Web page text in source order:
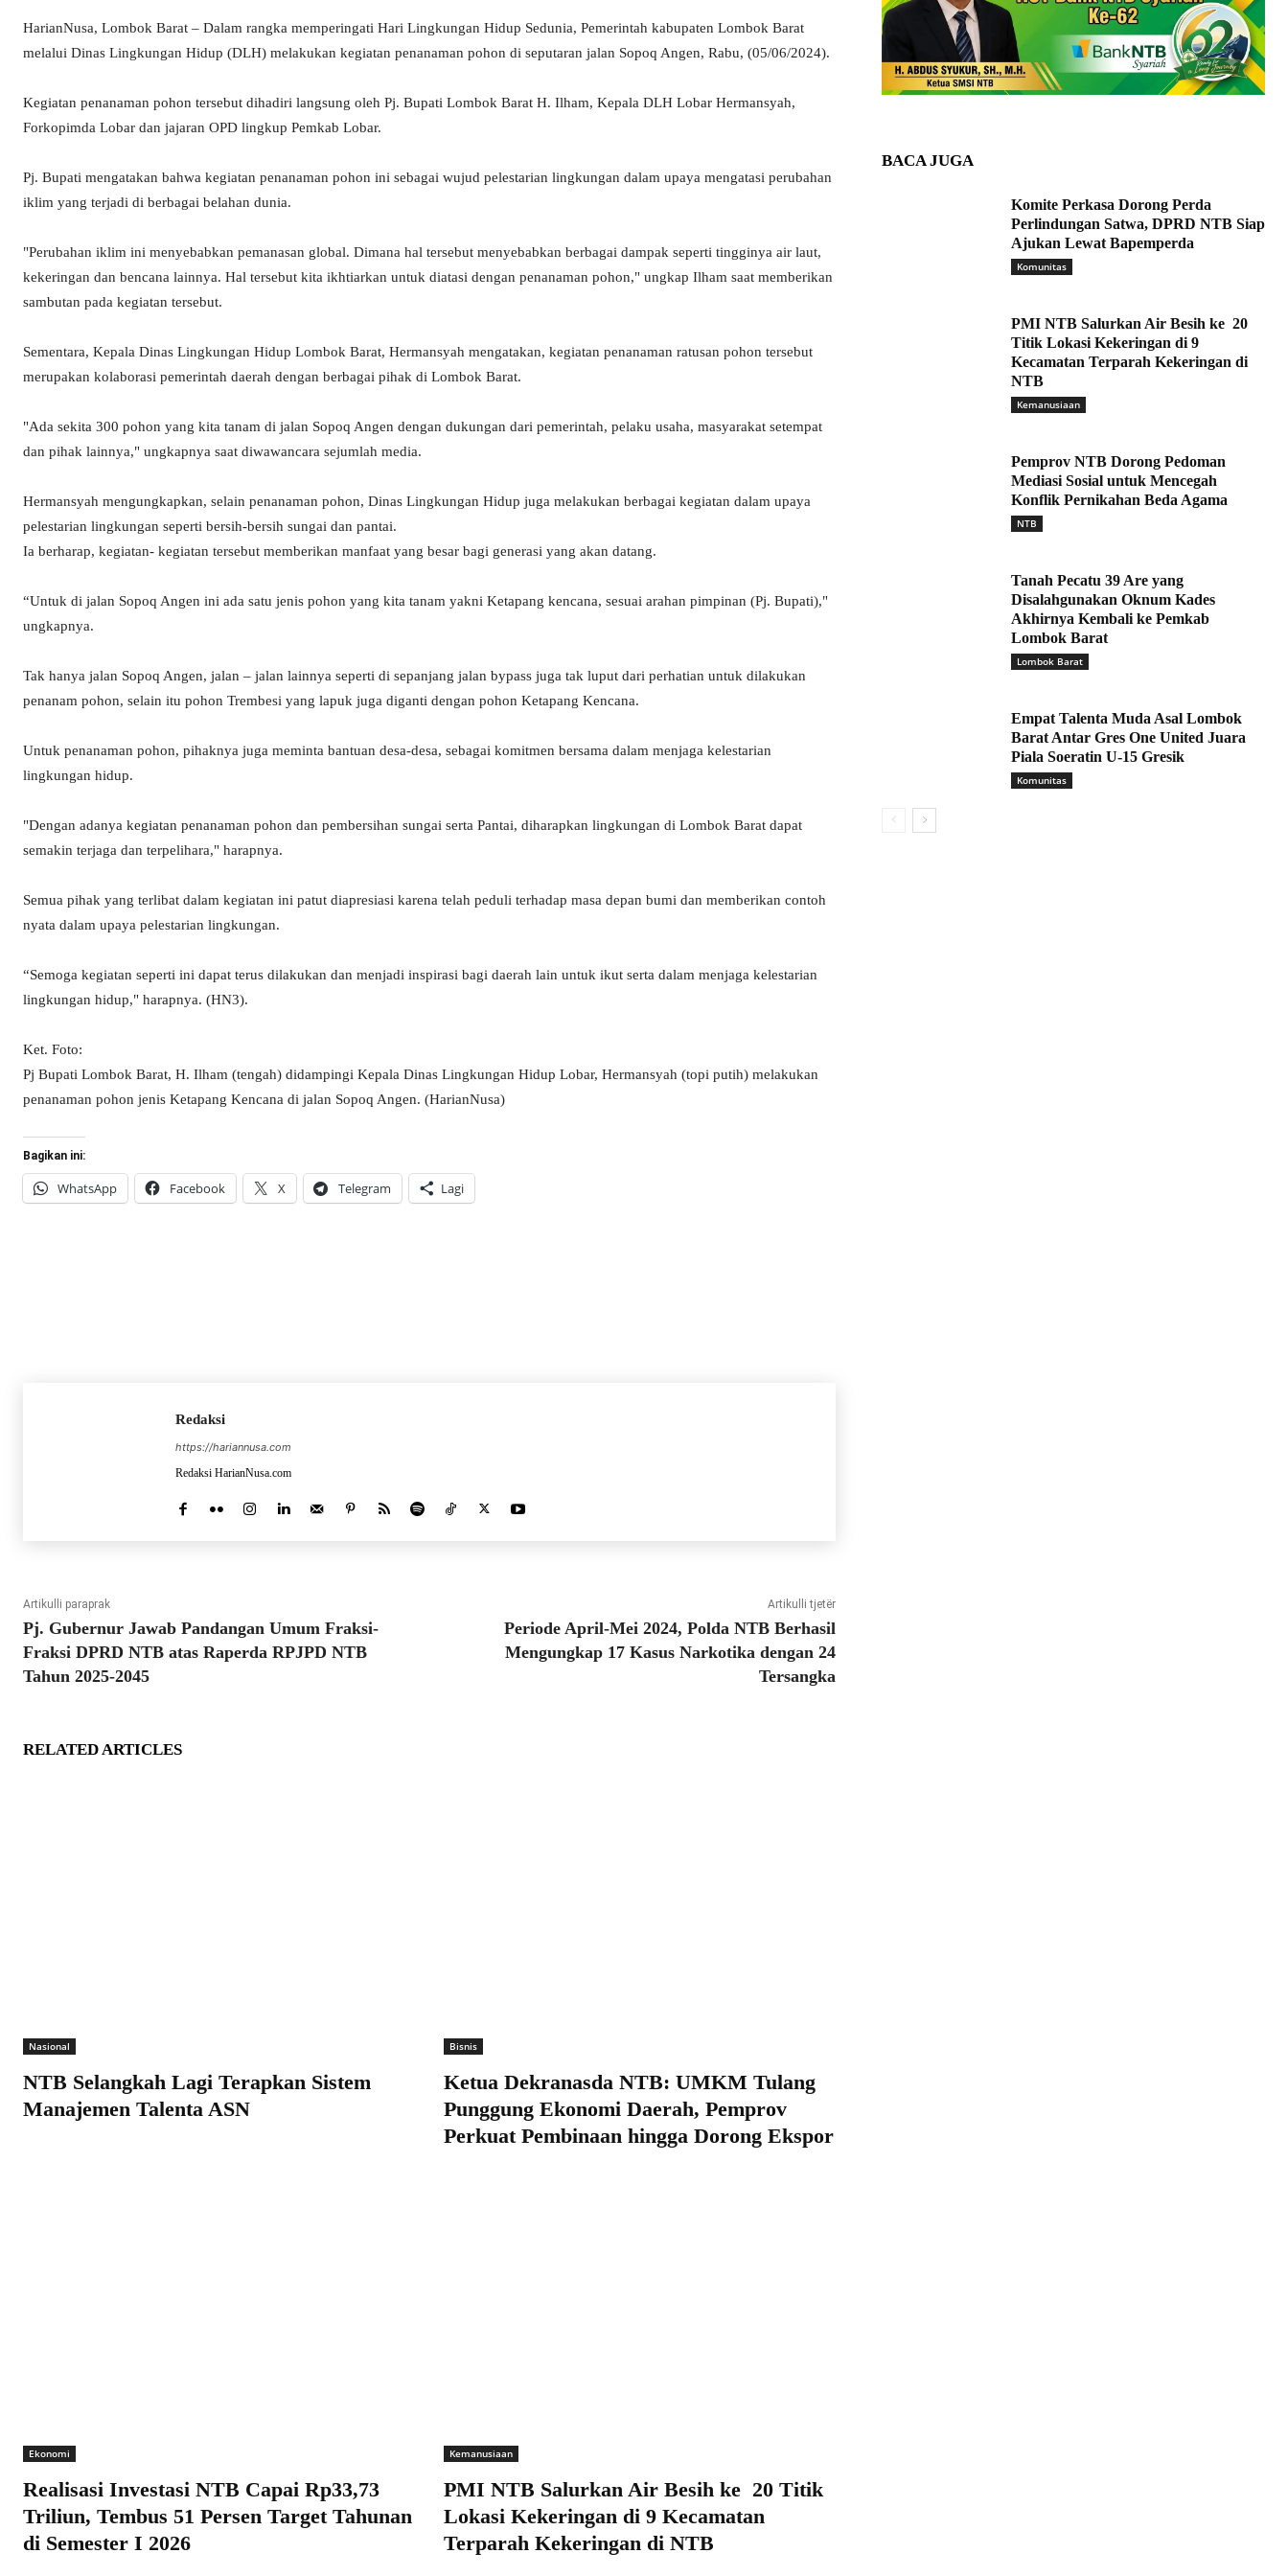
HarianNusa, Lombok Barat – Dalam rangka memperingati Hari Lingkungan Hidup Sedunia, Pemerintah kabupaten Lombok Barat
melalui Dinas Lingkungan Hidup (DLH) melakukan kegiatan penanaman pohon di seputaran jalan Sopoq Angen, Rabu, (05/06/2024).
Kegiatan penanaman pohon tersebut dihadiri langsung oleh Pj. Bupati Lombok Barat H. Ilham, Kepala DLH Lobar Hermansyah,
Forkopimda Lobar dan jajaran OPD lingkup Pemkab Lobar.
Pj. Bupati mengatakan bahwa kegiatan penanaman pohon ini sebagai wujud pelestarian lingkungan dalam upaya mengatasi perubahan
iklim yang terjadi di berbagai belahan dunia.
"Perubahan iklim ini menyebabkan pemanasan global. Dimana hal tersebut menyebabkan berbagai dampak seperti tingginya air laut,
kekeringan dan bencana lainnya. Hal tersebut kita ikhtiarkan untuk diatasi dengan penanaman pohon," ungkap Ilham saat memberikan
sambutan pada kegiatan tersebut.
Sementara, Kepala Dinas Lingkungan Hidup Lombok Barat, Hermansyah mengatakan, kegiatan penanaman ratusan pohon tersebut
merupakan kolaborasi pemerintah daerah dengan berbagai pihak di Lombok Barat.
"Ada sekita 300 pohon yang kita tanam di jalan Sopoq Angen dengan dukungan dari pemerintah, pelaku usaha, masyarakat setempat
dan pihak lainnya," ungkapnya saat diwawancara sejumlah media.
Hermansyah mengungkapkan, selain penanaman pohon, Dinas Lingkungan Hidup juga melakukan berbagai kegiatan dalam upaya
pelestarian lingkungan seperti bersih-bersih sungai dan pantai.
Ia berharap, kegiatan- kegiatan tersebut memberikan manfaat yang besar bagi generasi yang akan datang.
“Untuk di jalan Sopoq Angen ini ada satu jenis pohon yang kita tanam yakni Ketapang kencana, sesuai arahan pimpinan (Pj. Bupati),"
ungkapnya.
Tak hanya jalan Sopoq Angen, jalan – jalan lainnya seperti di sepanjang jalan bypass juga tak luput dari perhatian untuk dilakukan
penanam pohon, selain itu pohon Trembesi yang lapuk juga diganti dengan pohon Ketapang Kencana.
Untuk penanaman pohon, pihaknya juga meminta bantuan desa-desa, sebagai komitmen bersama dalam menjaga kelestarian
lingkungan hidup.
"Dengan adanya kegiatan penanaman pohon dan pembersihan sungai serta Pantai, diharapkan lingkungan di Lombok Barat dapat
semakin terjaga dan terpelihara," harapnya.
Semua pihak yang terlibat dalam kegiatan ini patut diapresiasi karena telah peduli terhadap masa depan bumi dan memberikan contoh
nyata dalam upaya pelestarian lingkungan.
“Semoga kegiatan seperti ini dapat terus dilakukan dan menjadi inspirasi bagi daerah lain untuk ikut serta dalam menjaga kelestarian
lingkungan hidup," harapnya. (HN3).
Ket. Foto:
Pj Bupati Lombok Barat, H. Ilham (tengah) didampingi Kepala Dinas Lingkungan Hidup Lobar, Hermansyah (topi putih) melakukan
penanaman pohon jenis Ketapang Kencana di jalan Sopoq Angen. (HarianNusa)
Bagikan ini:
WhatsApp Facebook X Telegram Lagi
Redaksi
https://hariannusa.com
Redaksi HarianNusa.com
Artikulli paraprak
Pj. Gubernur Jawab Pandangan Umum Fraksi-
Fraksi DPRD NTB atas Raperda RPJPD NTB
Tahun 2025-2045
Artikulli tjetër
Periode April-Mei 2024, Polda NTB Berhasil
Mengungkap 17 Kasus Narkotika dengan 24
Tersangka
RELATED ARTICLES
Nasional
NTB Selangkah Lagi Terapkan Sistem
Manajemen Talenta ASN
Bisnis
Ketua Dekranasda NTB: UMKM Tulang
Punggung Ekonomi Daerah, Pemprov
Perkuat Pembinaan hingga Dorong Ekspor
Ekonomi
Realisasi Investasi NTB Capai Rp33,73
Triliun, Tembus 51 Persen Target Tahunan
di Semester I 2026
Kemanusiaan
PMI NTB Salurkan Air Besih ke 20 Titik
Lokasi Kekeringan di 9 Kecamatan
Terparah Kekeringan di NTB
BACA JUGA
Komite Perkasa Dorong Perda
Perlindungan Satwa, DPRD NTB Siap
Ajukan Lewat Bapemperda
Komunitas
PMI NTB Salurkan Air Besih ke 20
Titik Lokasi Kekeringan di 9
Kecamatan Terparah Kekeringan di
NTB
Kemanusiaan
Pemprov NTB Dorong Pedoman
Mediasi Sosial untuk Mencegah
Konflik Pernikahan Beda Agama
NTB
Tanah Pecatu 39 Are yang
Disalahgunakan Oknum Kades
Akhirnya Kembali ke Pemkab
Lombok Barat
Lombok Barat
Empat Talenta Muda Asal Lombok
Barat Antar Gres One United Juara
Piala Soeratin U-15 Gresik
Komunitas